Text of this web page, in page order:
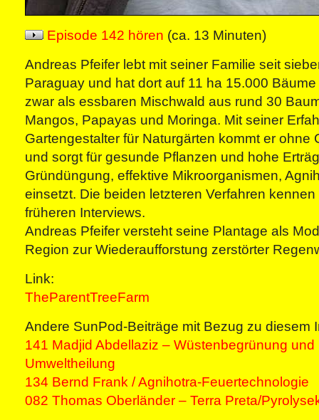
Episode 142 hören (ca. 13 Minuten)
Andreas Pfeifer lebt mit seiner Familie seit
Paraguay und hat dort auf 11 ha 15.000
zwar als essbaren Mischwald aus rund 30
Mangos, Papayas und Moringa. Mit seiner
Gartengestalter für Naturgärten kommt er ohne
und sorgt für gesunde Pflanzen und hohe
Gründüngung, effektive Mikroorganismen,
einsetzt. Die beiden letzteren Verfahren
früheren Interviews.
Andreas Pfeifer versteht seine Plantage als
Region zur Wiederaufforstung zerstörter
Link:
TheParentTreeFarm
Andere SunPod-Beiträge mit Bezug zu diesem
141 Madjid Abdellaziz – Wüstenbegrünung und
Umweltheilung
134 Bernd Frank / Agnihotra-Feuertechnologie
082 Thomas Oberländer – Terra Preta/